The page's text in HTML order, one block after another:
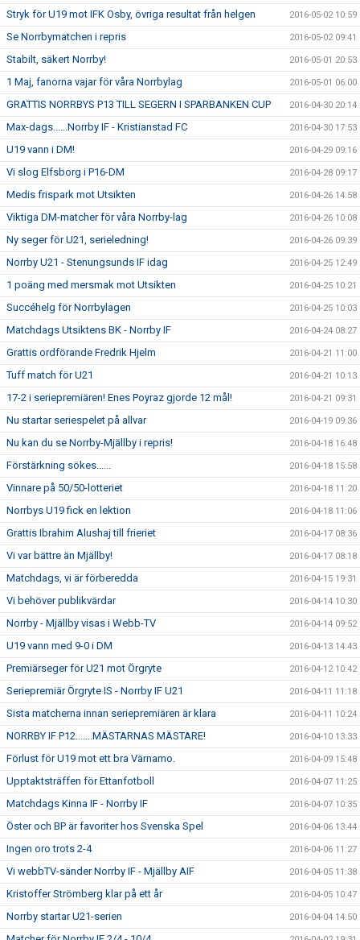
Stryk för U19 mot IFK Osby, övriga resultat från helgen 2016-05-02 10:59
Se Norrbymatchen i repris 2016-05-02 09:41
Stabilt, säkert Norrby! 2016-05-01 20:53
1 Maj, fanorna vajar för våra Norrbylag 2016-05-01 06:00
GRATTIS NORRBYS P13 TILL SEGERN I SPARBANKEN CUP 2016-04-30 20:14
Max-dags......Norrby IF - Kristianstad FC 2016-04-30 17:53
U19 vann i DM! 2016-04-29 09:16
Vi slog Elfsborg i P16-DM 2016-04-28 09:17
Medis frispark mot Utsikten 2016-04-26 14:58
Viktiga DM-matcher för våra Norrby-lag 2016-04-26 10:08
Ny seger för U21, serieledning! 2016-04-26 09:39
Norrby U21 - Stenungsunds IF idag 2016-04-25 12:49
1 poäng med mersmak mot Utsikten 2016-04-25 10:21
Succéhelg för Norrbylagen 2016-04-25 10:03
Matchdags Utsiktens BK - Norrby IF 2016-04-24 08:27
Grattis ordförande Fredrik Hjelm 2016-04-21 11:00
Tuff match för U21 2016-04-21 10:13
17-2 i seriepremiären! Enes Poyraz gjorde 12 mål! 2016-04-21 09:31
Nu startar seriespelet på allvar 2016-04-19 09:36
Nu kan du se Norrby-Mjällby i repris! 2016-04-18 16:48
Förstärkning sökes...... 2016-04-18 15:58
Vinnare på 50/50-lotteriet 2016-04-18 11:20
Norrbys U19 fick en lektion 2016-04-18 11:06
Grattis Ibrahim Alushaj till frieriet 2016-04-17 08:36
Vi var bättre än Mjällby! 2016-04-17 08:18
Matchdags, vi är förberedda 2016-04-15 19:31
Vi behöver publikvärdar 2016-04-14 10:30
Norrby - Mjällby visas i Webb-TV 2016-04-14 09:52
U19 vann med 9-0 i DM 2016-04-13 14:43
Premiärseger för U21 mot Örgryte 2016-04-12 10:42
Seriepremiär Örgryte IS - Norrby IF U21 2016-04-11 11:18
Sista matcherna innan seriepremiären är klara 2016-04-11 10:24
NORRBY IF P12.......MÄSTARNAS MÄSTARE! 2016-04-10 13:33
Förlust för U19 mot ett bra Värnamo. 2016-04-09 15:48
Upptaktsträffen för Ettanfotboll 2016-04-07 11:25
Matchdags Kinna IF - Norrby IF 2016-04-07 10:35
Öster och BP är favoriter hos Svenska Spel 2016-04-06 13:44
Ingen oro trots 2-4 2016-04-06 11:27
Vi webbTV-sänder Norrby IF - Mjällby AIF 2016-04-05 11:38
Kristoffer Strömberg klar på ett år 2016-04-05 10:47
Norrby startar U21-serien 2016-04-04 14:50